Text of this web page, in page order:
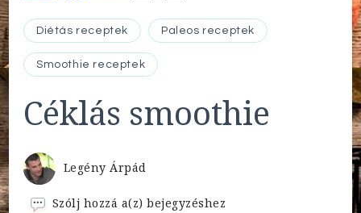
Diétás receptek Paleos receptek
Smoothie receptek
Céklás smoothie
Legény Árpád
Szólj hozzá a(z)Céklás
bejegyzéshez